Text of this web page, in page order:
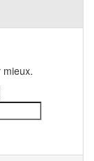
mieux.